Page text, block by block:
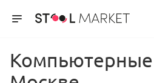
Компьютерные